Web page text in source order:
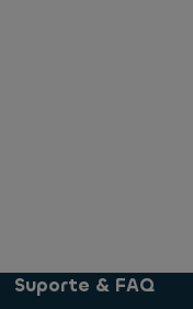
Suporte & FAQ